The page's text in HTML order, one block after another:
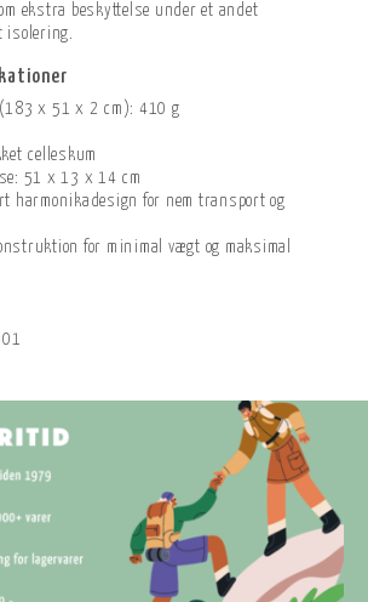
ekstra beskyttelse under et andet
isolering.
x 51 x 2 cm): 410 g
celleskum
51 x 13 x 14 cm
harmonikadesign for nem transport og
for minimal vægt og maksimal